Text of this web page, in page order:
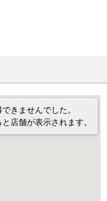
きませんでした。
店舗が表示されます。